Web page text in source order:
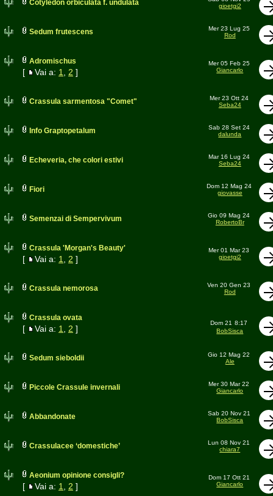
Cotyledon orbiculata f. undulata
gioetgi2
Sedum frutescens
Mer 23 Lug 25
Rod
Adromischus
[ Vai a: 1 2 ]
Mer 05 Feb 25
Giancarlo
Crassula sarmentosa "Comet"
Mer 23 Ott 24
Seba24
Info Graptopetalum
Sab 28 Set 24
dalunda
Echeveria, che colori estivi
Mar 16 Lug 24
Seba24
Fiori
Dom 12 Mag 24
giovasse
Semenzai di Sempervivum
Gio 09 Mag 24
RobertoBr
Crassula 'Morgan's Beauty'
[ Vai a: 1 2 ]
Mer 01 Mar 23
gioetgi2
Crassula nemorosa
Ven 20 Gen 23
Rod
Crassula ovata
[ Vai a: 1 2 ]
Dom 21 8:17
BobSisca
Sedum sieboldii
Gio 12 Mag 22
Ale
Piccole Crassule invernali
Mer 30 Mar 22
Giancarlo
Abbandonate
Sab 20 Nov 21
BobSisca
Crassulacee ‘domestiche’
Lun 08 Nov 21
chiara7
Aeonium opinione consigli?
[ Vai a: 1 2 ]
Dom 17 Ott 21
Giancarlo